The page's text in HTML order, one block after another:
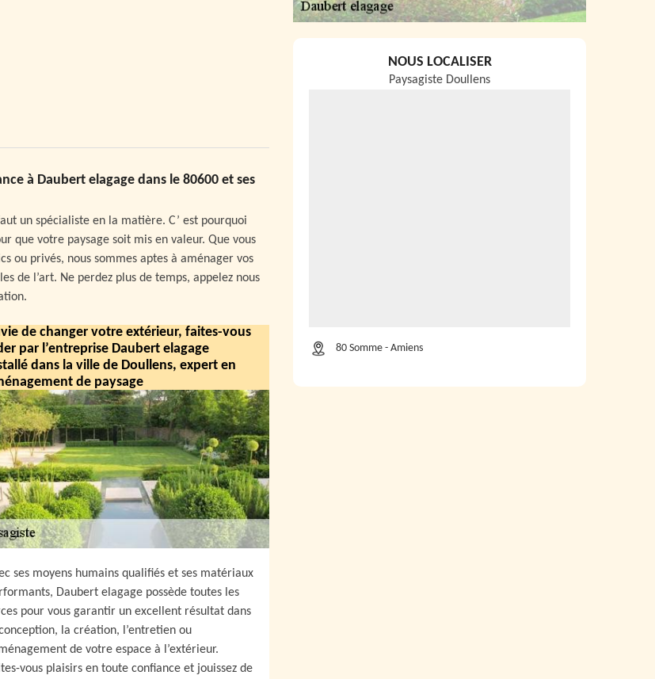
à Daubert elagage dans le 80600 et ses
un spécialiste en la matière. C’ est pourquoi
que votre paysage soit mis en valeur. Que vous
ou privés, nous sommes aptes à aménager vos
de l’art. Ne perdez plus de temps, appelez nous
de changer votre extérieur, faites-vous
par l’entreprise Daubert elagage
dans la ville de Doullens, expert en
de paysage
ses moyens humains qualifiés et ses matériaux
Daubert elagage possède toutes les
pour vous garantir un excellent résultat dans
la création, l’entretien ou
de votre espace à l’extérieur.
vous plaisirs en toute confiance et jouissez de
NOUS LOCALISER
Paysagiste Doullens
80 Somme - Amiens